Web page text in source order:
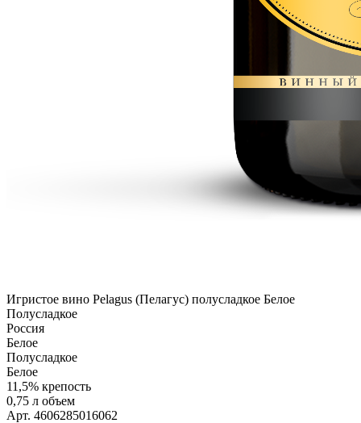
Игристое вино Pelagus (Пелагус) полусладкое Белое
Полусладкое
Россия
Белое
Полусладкое
Белое
11,5% крепость
0,75 л объем
Арт. 4606285016062